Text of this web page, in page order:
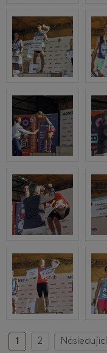
1 2 Následující